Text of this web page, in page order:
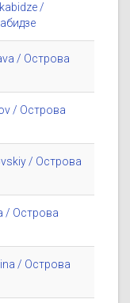
/
/ Острова
/ Острова
/ Острова
/ Острова
/ Острова